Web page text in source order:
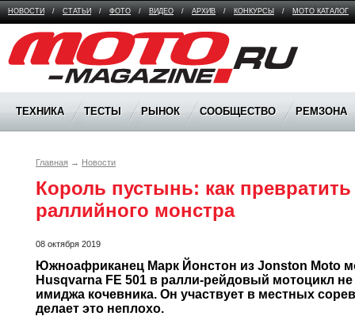
НОВОСТИ / СТАТЬИ / ФОТО / ВИДЕО / АРХИВ / КОНКУРСЫ / МОТО КАТАЛОГ
Moto Magazine
ТЕХНИКА ТЕСТЫ РЫНОК СООБЩЕСТВО РЕМЗОНА
Главная → Новости
Король пустынь: как
08 октября 2019
Южноафриканец Марк Йонстон из Jonston Moto
Husqvarna FE 501 в ралли-рейдовый мотоцикл
имиджа кочевника. Он участвует в местных
делает это неплохо.